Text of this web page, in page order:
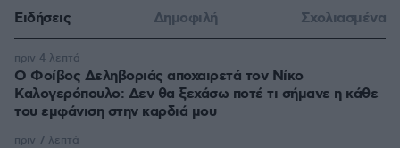
Ειδήσεις Δημοφιλή Σχολιασμένα
Ο Φοίβος Δεληβοριάς αποχαιρετά τον Νίκο
Καλογερόπουλο: Δεν θα ξεχάσω ποτέ τι σήμανε η κάθε
του εμφάνιση στην καρδιά μου
πριν 4 λεπτά
πριν 7 λεπτά